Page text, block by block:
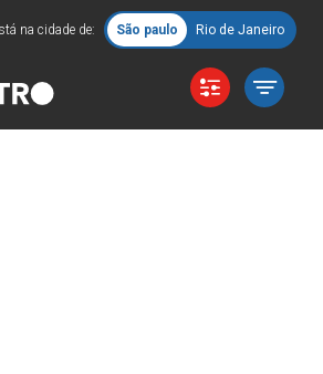
na cidade de: São paulo Rio de Janeiro